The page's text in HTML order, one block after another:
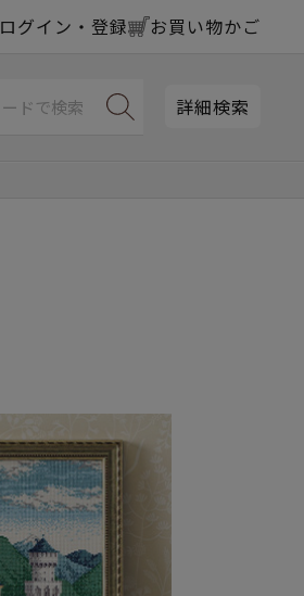
ログイン・登録 お買い物かご
詳細検索